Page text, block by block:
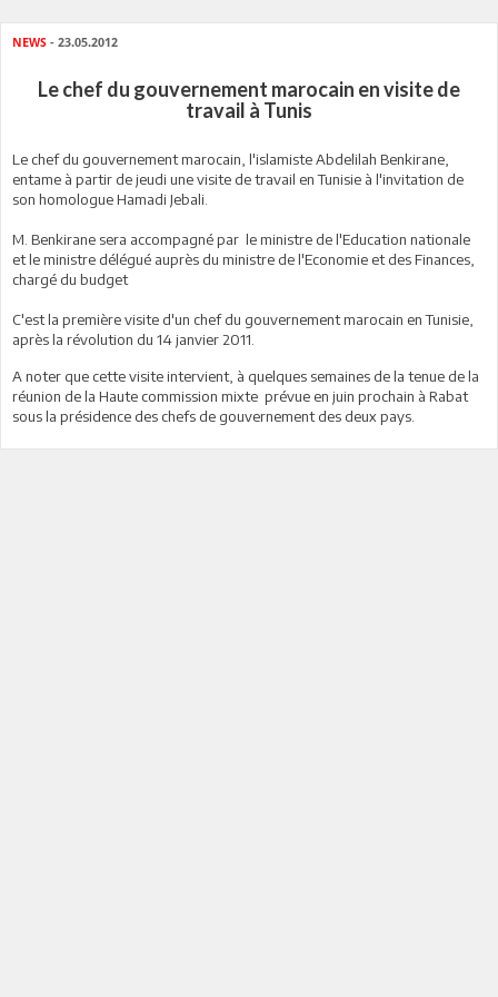
NEWS - 23.05.2012
Le chef du gouvernement marocain en visite de
travail à Tunis
Le chef du gouvernement marocain, l'islamiste Abdelilah Benkirane,
entame à partir de jeudi une visite de travail en Tunisie à l'invitation de
son homologue Hamadi Jebali.
M. Benkirane sera accompagné par le ministre de l'Education nationale
et le ministre délégué auprès du ministre de l'Economie et des Finances,
chargé du budget
C'est la première visite d'un chef du gouvernement marocain en Tunisie,
après la révolution du 14 janvier 2011.
A noter que cette visite intervient, à quelques semaines de la tenue de la
réunion de la Haute commission mixte prévue en juin prochain à Rabat
sous la présidence des chefs de gouvernement des deux pays.